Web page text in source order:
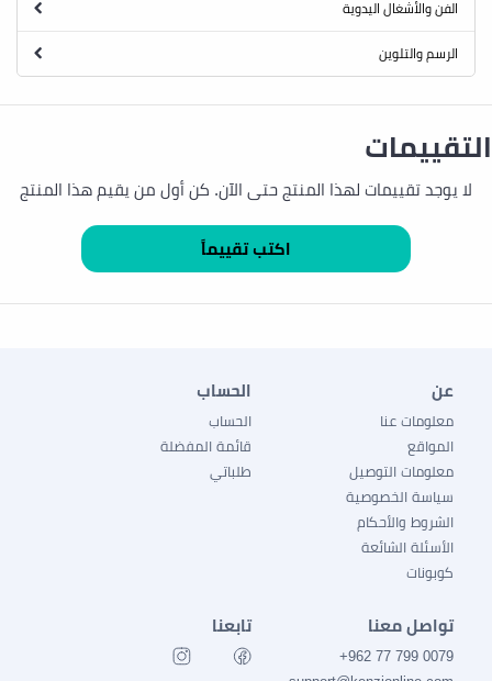
الفن والأشغال اليدوية
الرسم والتلوين
التقييمات
لا يوجد تقييمات لهذا المنتج حتى الآن. كن أول من يقيم هذا المنتج
عن
معلومات عنا
المواقع
معلومات التوصيل
سياسة الخصوصية
الشروط والأحكام
الأسئلة الشائعة
كوبونات
الحساب
الحساب
قائمة المفضلة
طلباتي
تواصل معنا
0079 799 77 962+
تابعنا